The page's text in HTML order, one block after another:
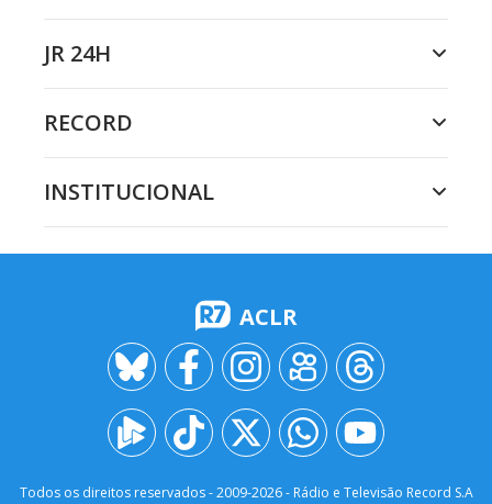
JR 24H
RECORD
INSTITUCIONAL
ACLR
Todos os direitos reservados - 2009-2026- Rádio e Televisão Record S.A